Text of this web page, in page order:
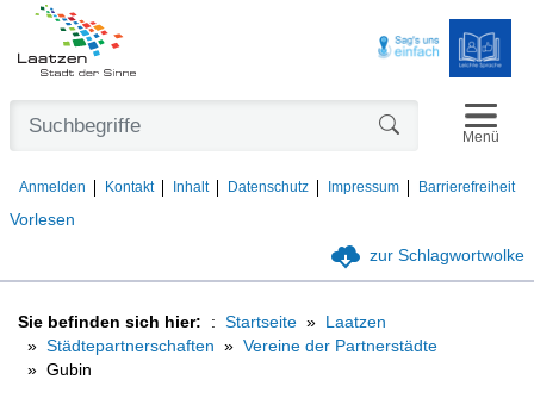
Vorlesen
Anmelden Kontakt Inhalt Datenschutz Impressum Barrierefreiheit
Menü
zur Schlagwortwolke
Sie befinden sich hier: Startseite
Laatzen
Städtepartnerschaften
Vereine der Partnerstädte
Gubin